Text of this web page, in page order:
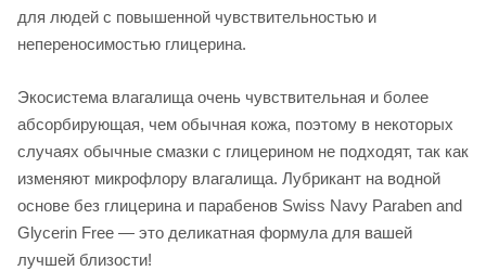
для людей с повышенной чувствительностью и
непереносимостью глицерина.
Экосистема влагалища очень чувствительная и более
абсорбирующая, чем обычная кожа, поэтому в некоторых
случаях обычные смазки с глицерином не подходят, так как
изменяют микрофлору влагалища. Лубрикант на водной
основе без глицерина и парабенов Swiss Navy Paraben and
Glycerin Free — это деликатная формула для вашей
лучшей близости!